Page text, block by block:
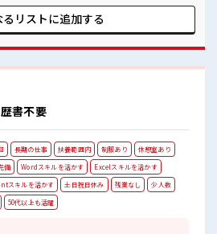
しっかり働く環境が整っています！ イチから
UP目指していきましょう！ ■職場の雰
が多数活躍中の職場≫ 休憩時間にゆっく
完備！
リストに追加する
書不要
長期の仕事 扶養範囲内 制服あり
休憩室あり
備
Wordスキルを活かす
Excelスキルを活かす
スキルを活かす
土日祝日休み 残業なし
少人数
50代以上も活躍